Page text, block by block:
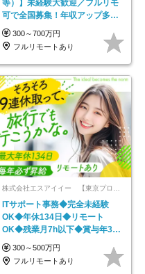
等）】未経験大歓迎／フルリモ
可で全国募集！年収アップ多数
★年休最大130日★
300～700万円
フルリモートあり
株式会社エスアイイー 【東京プロマーケット上場】
ITサポート事務◆完全未経験
OK◆年休134日◆リモート
OK◆残業月7h以下◆賞与年3回
◆5年目まで必ず昇給
300～500万円
フルリモートあり